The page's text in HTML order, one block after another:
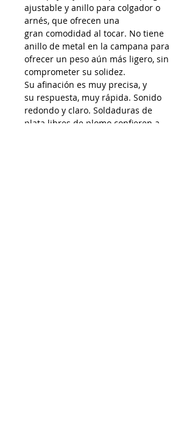
ajustable y anillo para colgador o
arnés, que ofrecen una
gran comodidad al tocar. No tiene
anillo de metal en la campana para
ofrecer un peso aún más ligero, sin
comprometer su solidez.
Su afinación es muy precisa, y
su respuesta, muy rápida. Sonido
redondo y claro. Soldaduras de
plata libres de plomo confieren a